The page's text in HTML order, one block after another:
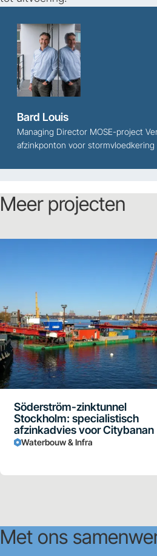
Bard Louis
Managing Director MOSE-project
afzinkponton voor stormvloedkering
Meer projecten
Söderström-zinktunnel
Stockholm: specialistisch
afzinkadvies voor Citybanan
Waterbouw & Infra
Met ons